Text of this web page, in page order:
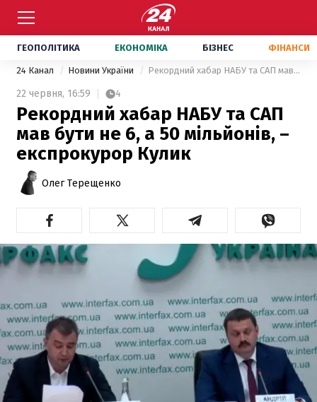
ГЕОПОЛІТИКА ЕКОНОМІКА БІЗНЕС ФІНАНСИ
24 Канал Новини України Рекордний хабар НАБУ та САП мав бути не 6, а 50 мільйонів, – експрокурор Кулик
22 червня, 16:59 4
Рекордний хабар НАБУ та САП
мав бути не 6, а 50 мільйонів, –
експрокурор Кулик
Олег Терещенко